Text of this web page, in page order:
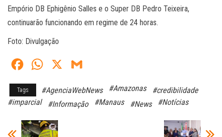
Empório DB Ephigênio Salles e o Super DB Pedro Teixeira,
continuarão funcionando em regime de 24 horas.
Foto: Divulgação
Fa
ce
bo
W
ts
A
pp
X
ail
Tags #AgenciaWebNews #Amazonas
#credibilidade
#imparcial
#Informação #Manaus #News #Notícias